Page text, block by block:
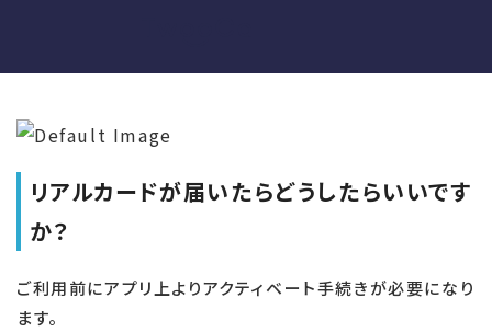
リアルカードが届いたらどうしたらいいです
か？
ご利用前にアプリ上よりアクティベート手続きが必要になり
ます。